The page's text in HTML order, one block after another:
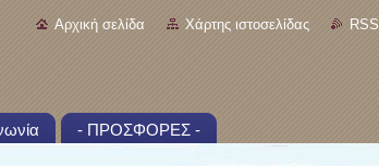
Αρχική σελίδα Χάρτης ιστοσελίδας RSS
- ΠΡΟΣΦΟΡΕΣ -